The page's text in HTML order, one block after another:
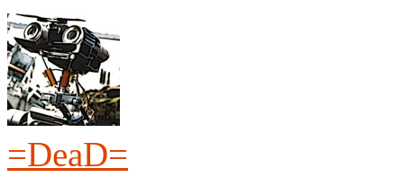
=DeaD=